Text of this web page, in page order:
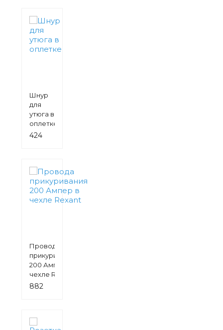
Шнур
для
утюга в
оплетке
424
Провода
прикуривания
200 Ампер в
чехле Rexant
882